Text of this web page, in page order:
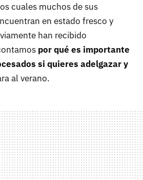
cuales muchos de sus
en estado fresco y
han recibido
por qué es importante
si quieres adelgazar y
al verano.